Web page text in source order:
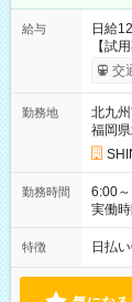
給与
日給
【試
交
勤務地
北九
福岡
勤務時間
6:00
実働
◎月残
特徴 日払